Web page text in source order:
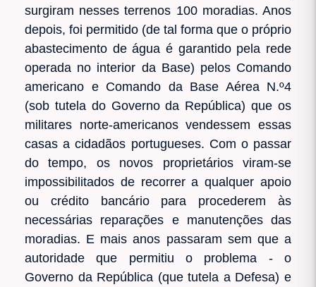
surgiram nesses terrenos 100 moradias. Anos
depois, foi permitido (de tal forma que o próprio
abastecimento de água é garantido pela rede
operada no interior da Base) pelos Comando
americano e Comando da Base Aérea N.º4
(sob tutela do Governo da República) que os
militares norte-americanos vendessem essas
casas a cidadãos portugueses. Com o passar
do tempo, os novos proprietários viram-se
impossibilitados de recorrer a qualquer apoio
ou crédito bancário para procederem às
necessárias reparações e manutenções das
moradias. E mais anos passaram sem que a
autoridade que permitiu o problema - o
Governo da República (que tutela a Defesa) e